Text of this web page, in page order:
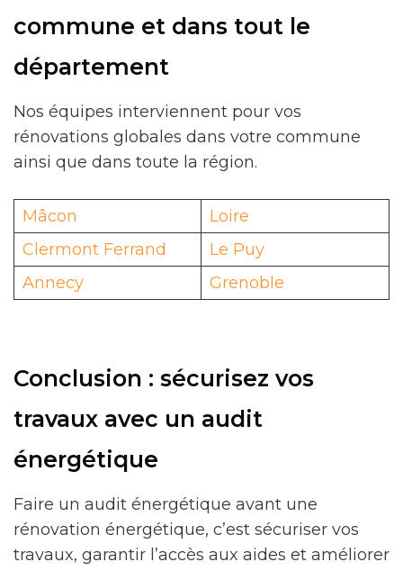
commune et dans tout le
département
Nos équipes interviennent pour vos
rénovations globales dans votre commune
ainsi que dans toute la région.
Mâcon
Loire
Clermont Ferrand
Le Puy
Annecy
Grenoble
Conclusion : sécurisez vos
travaux avec un audit
énergétique
Faire un audit énergétique avant une
rénovation énergétique, c’est sécuriser vos
travaux, garantir l’accès aux aides et améliorer